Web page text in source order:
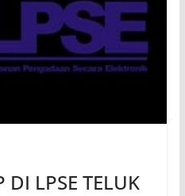
DI LPSE TELUK